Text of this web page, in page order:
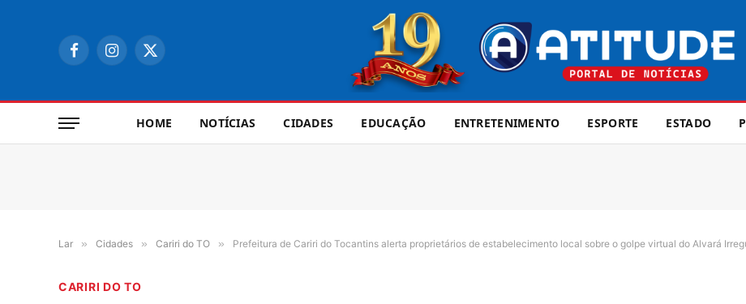
FacebookInstagram
X
HOME NOTÍCIAS CIDADES EDUCAÇÃO ENTRETENIMENTO ESPORTE ESTADO
Lar » Cidades » Cariri do TO » Prefeitura de Cariri do Tocantins alerta proprietários de estabelecimento local sobre o golpe virtual do Alvará
CARIRI DO TO